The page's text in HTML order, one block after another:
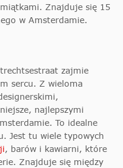
Znajduje się 15
w Amsterdamie.
zajmie
sercu. Z wieloma
najlepszymi
To idealne
Jest tu wiele typowych
, barów i kawiarni, które
Znajduje się między